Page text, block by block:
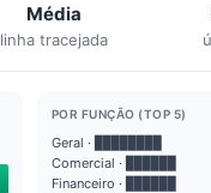
Média
linha tracejada
POR FUNÇÃO (TOP 5)
Geral · ████████
Comercial · ██████
Financeiro · ██████